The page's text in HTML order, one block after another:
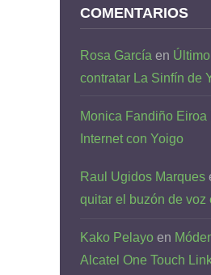
COMENTARIOS
Rosa García en
contratar La Sinfín de
Monica Fandiño Eiroa
Internet con Yoigo
Raul Ugidos Marques
quitar el buzón de voz
Kako Pelayo en
Alcatel One Touch